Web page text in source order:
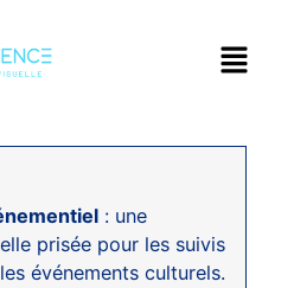
: une
prisée pour les suivis
événements culturels.